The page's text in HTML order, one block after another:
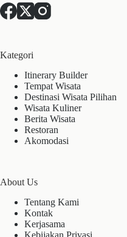
Kategori
Itinerary Builder
Tempat Wisata
Destinasi Wisata Pilihan
Wisata Kuliner
Berita Wisata
Restoran
Akomodasi
About Us
Tentang Kami
Kontak
Kerjasama
Kebijakan Privasi